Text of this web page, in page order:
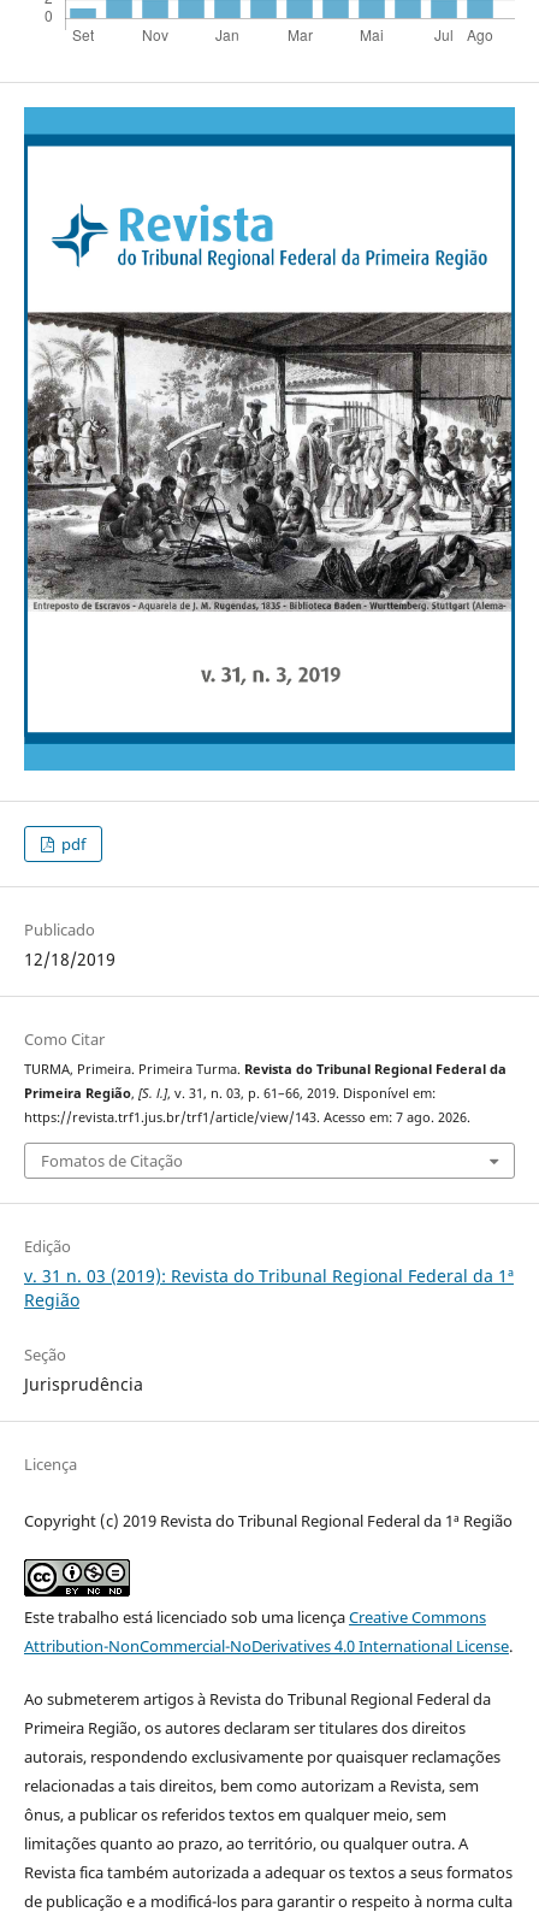
pdf
Publicado
12/18/2019
Como Citar
TURMA, Primeira. Primeira Turma. Revista do Tribunal Regional Federal da
Primeira Região, [S. l.], v. 31, n. 03, p. 61–66, 2019. Disponível em:
https://revista.trf1.jus.br/trf1/article/view/143. Acesso em: 7 ago. 2026.
Fomatos de Citação
Edição
v. 31 n. 03 (2019): Revista do Tribunal Regional Federal da 1ª
Região
Seção
Jurisprudência
Licença
Copyright (c) 2019 Revista do Tribunal Regional Federal da 1ª Região
Este trabalho está licenciado sob uma licençaCreative Commons
Attribution-NonCommercial-NoDerivatives 4.0 International License.
Ao submeterem artigos à Revista do Tribunal Regional Federal da
Primeira Região, os autores declaram ser titulares dos direitos
autorais, respondendo exclusivamente por quaisquer reclamações
relacionadas a tais direitos, bem como autorizam a Revista, sem
ônus, a publicar os referidos textos em qualquer meio, sem
limitações quanto ao prazo, ao território, ou qualquer outra. A
Revista fica também autorizada a adequar os textos a seus formatos
de publicação e a modificá-los para garantir o respeito à norma culta